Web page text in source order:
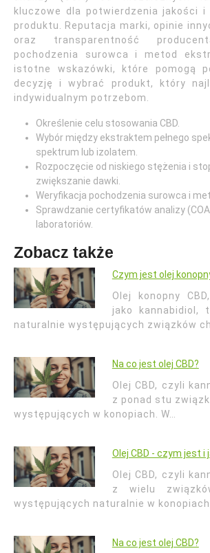
kluczowe dla potwierdzenia jakości i
produktu. Reputacja marki, opinie
oraz transparentność
pochodzenia surowca i metod
istotne wskazówki, które pomogą
decyzję i wybrać produkt, który
indywidualnym potrzebom.
Określenie celu stosowania CBD.
Wybór między ekstraktem pełnego
spektrum lub izolatem.
Rozpoczęcie od niskiego stężenia i
zwiększanie dawki.
Weryfikacja pochodzenia surowca i
Sprawdzanie certyfikatów analizy
laboratoriów.
Zobacz także
Czym jest olej
Olej konopny
jako kannabidiol,
naturalnie występujących związków
Na co jest olej CBD?
Olej CBD, czyli
z ponad stu
występujących w konopiach. W…
Olej CBD - czym jest i
Olej CBD, czyli
z wielu
występujących naturalnie w
Na co jest olej CBD?